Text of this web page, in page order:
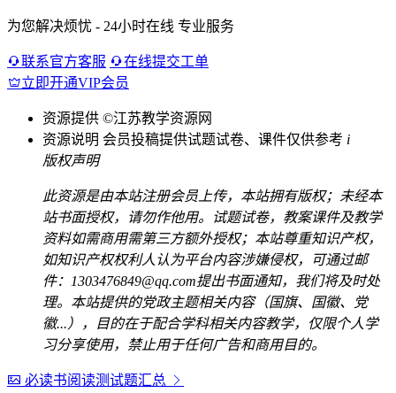
为您解决烦忧 - 24小时在线 专业服务
联系官方客服
在线提交工单
立即开通VIP会员
资源提供 ©江苏教学资源网
资源说明 会员投稿提供试题试卷、课件仅供参考 i
版权声明
此资源是由本站注册会员上传，本站拥有版权；未经本
站书面授权，请勿作他用。试题试卷，教案课件及教学
资料如需商用需第三方额外授权；本站尊重知识产权，
如知识产权权利人认为平台内容涉嫌侵权，可通过邮
件：1303476849@qq.com提出书面通知，我们将及时处
理。本站提供的党政主题相关内容（国旗、国徽、党
徽...），目的在于配合学科相关内容教学，仅限个人学
习分享使用，禁止用于任何广告和商用目的。
必读书阅读测试题汇总